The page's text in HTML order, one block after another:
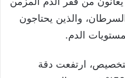
والذين يحتاجون
الدم.
ارتفعت دقة